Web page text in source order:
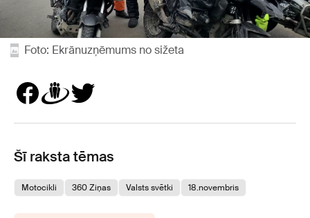
Foto: Ekrānuzņēmums no sižeta
Šī raksta tēmas
Motocikli 360 Ziņas Valsts svētki 18.novembris